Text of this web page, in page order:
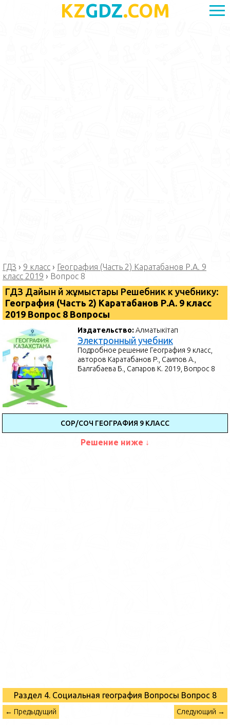
KZGDZ.COM
ГДЗ › 9 класс › География (Часть 2) Каратабанов Р.А. 9
класс 2019 › Вопрос 8
ГДЗ Дайын үй жұмыстары Решебник к учебнику:
География (Часть 2) Каратабанов Р.А. 9 класс
2019 Вопрос 8 Вопросы
Издательство:Алматыкітап
Электронный учебник
Подробное решение География 9 класс,
авторов Каратабанов Р., Саипов А.,
Балгабаева Б., Сапаров К. 2019, Вопрос 8
СОР/СОЧ ГЕОГРАФИЯ 9 КЛАСС
Решение ниже ↓
Раздел 4. Социальная география Вопросы Вопрос 8
← Предыдущий Следующий →